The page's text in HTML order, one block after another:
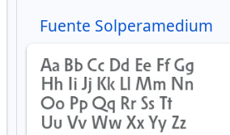
Fuente Solperamedium